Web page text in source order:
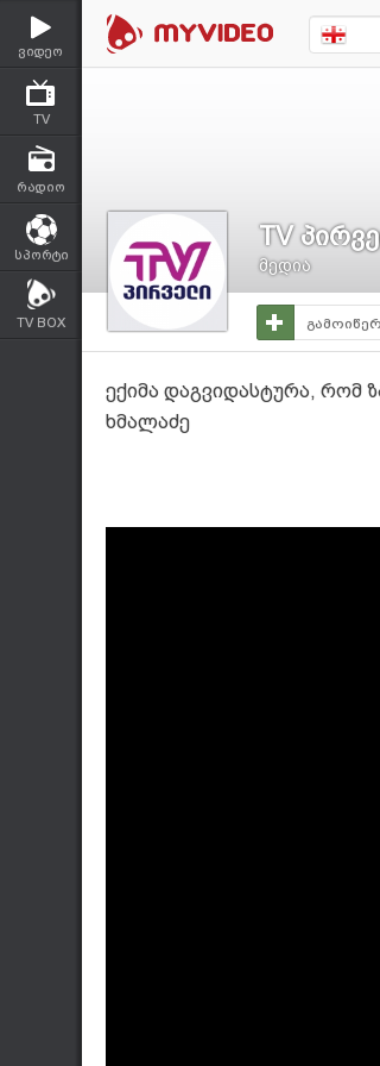
ვიდეო
TV
რადიო
სპორტი
TV BOX
TV
მედია
ექიმა დაგვიდასტურა,
ხმალაძე